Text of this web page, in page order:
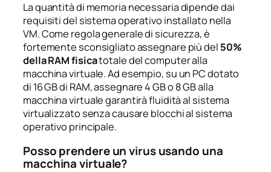
La quantità di memoria necessaria dipende dai
requisiti del sistema operativo installato nella
VM. Come regola generale di sicurezza, è
fortemente sconsigliato assegnare più del 50%
della RAM fisicatotale del computer alla
macchina virtuale. Ad esempio, su un PC dotato
di 16 GB di RAM, assegnare 4 GB o 8 GB alla
macchina virtuale garantirà fluidità al sistema
virtualizzato senza causare blocchi al sistema
operativo principale.
Posso prendere un virus usando una
macchina virtuale?